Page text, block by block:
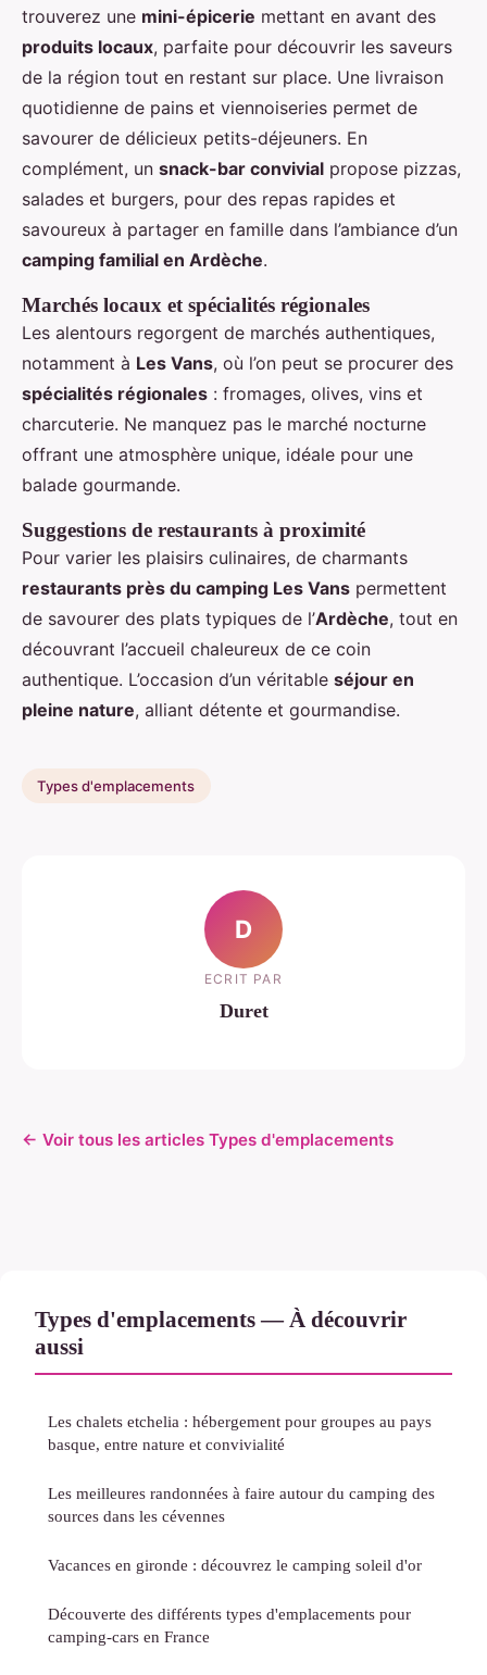
trouverez une mini-épicerie mettant en avant des
produits locaux, parfaite pour découvrir les saveurs
de la région tout en restant sur place. Une livraison
quotidienne de pains et viennoiseries permet de
savourer de délicieux petits-déjeuners. En
complément, un snack-bar convivial propose pizzas,
salades et burgers, pour des repas rapides et
savoureux à partager en famille dans l’ambiance d’un
camping familial en Ardèche.
Marchés locaux et spécialités régionales
Les alentours regorgent de marchés authentiques,
notamment à Les Vans, où l’on peut se procurer des
spécialités régionales : fromages, olives, vins et
charcuterie. Ne manquez pas le marché nocturne
offrant une atmosphère unique, idéale pour une
balade gourmande.
Suggestions de restaurants à proximité
Pour varier les plaisirs culinaires, de charmants
restaurants près du camping Les Vans permettent
de savourer des plats typiques de l’Ardèche, tout en
découvrant l’accueil chaleureux de ce coin
authentique. L’occasion d’un véritable séjour en
pleine nature, alliant détente et gourmandise.
Types d'emplacements
D
ECRIT PAR
Duret
← Voir tous les articles Types d'emplacements
Types d'emplacements — À découvrir
aussi
Les chalets etchelia : hébergement pour groupes au pays
basque, entre nature et convivialité
Les meilleures randonnées à faire autour du camping des
sources dans les cévennes
Vacances en gironde : découvrez le camping soleil d'or
Découverte des différents types d'emplacements pour
camping-cars en France